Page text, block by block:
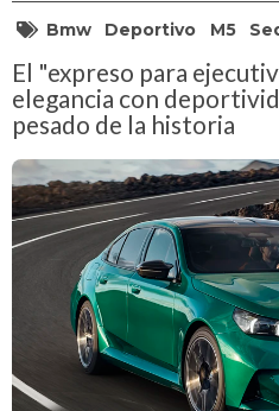
Bmw Deportivo M5
El "expreso para
elegancia con
pesado de la historia